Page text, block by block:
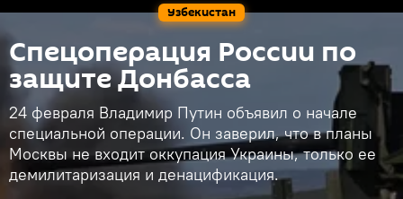
Узбекистан
Спецоперация России по
защите Донбасса
24 февраля Владимир Путин объявил о начале
специальной операции. Он заверил, что в планы
Москвы не входит оккупация Украины, только ее
демилитаризация и денацификация.